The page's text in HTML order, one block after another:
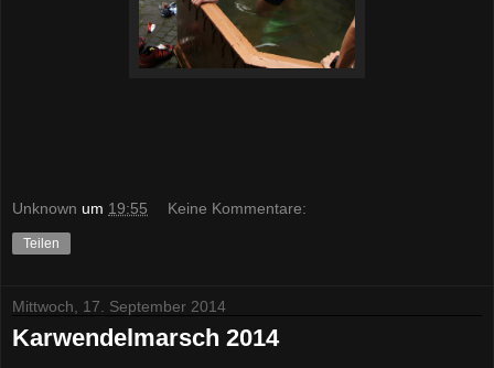
Unknown um 19:55 Keine Kommentare:
Teilen
Mittwoch, 17. September 2014
Karwendelmarsch 2014